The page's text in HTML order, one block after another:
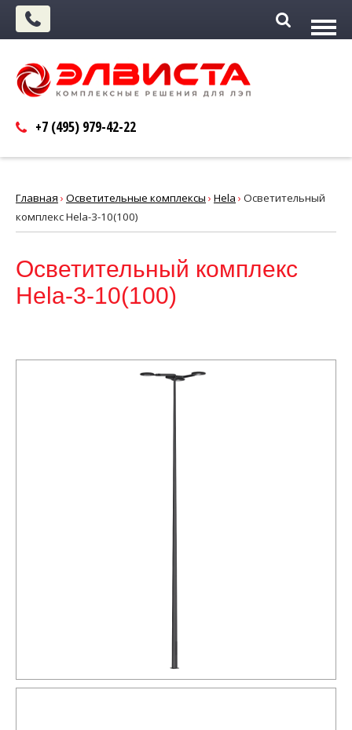
+7 (495) 979-42-22
Главная › Осветительные комплексы › Hela › Осветительный
комплекс Hela-3-10(100)
Осветительный комплекс
Hela-3-10(100)